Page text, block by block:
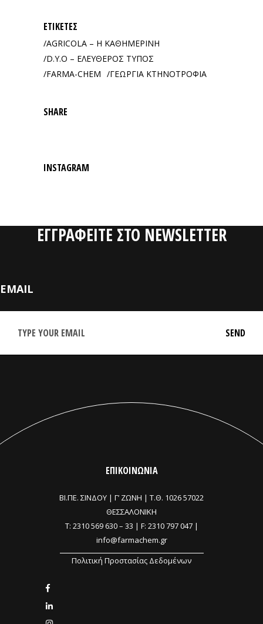
ΕΤΙΚΈΤΕΣ
AGRICOLA – Η ΚΑΘΗΜΕΡΙΝΗ
D.Y.O – ΕΛΕΥΘΕΡΟΣ ΤΥΠΟΣ
FARMA-CHEM
ΓΕΩΡΓΙΑ ΚΤΗΝΟΤΡΟΦΙΑ
SHARE
INSTAGRAM
ΕΓΓΡΑΦΕΙΤΕ ΣΤΟ NEWSLETTER
EMAIL
ΕΠΙΚΟΙΝΩΝΙΑ
ΒΙ.ΠΕ. ΣΙΝΔΟΥ | Γ’ ΖΩΝΗ | Τ.Θ. 1026 57022
ΘΕΣΣΑΛΟΝΙΚΗ
T: 2310 569 630– 33 | F: 2310 797 047 |
info@farmachem.gr
Πολιτική Προστασίας Δεδομένων